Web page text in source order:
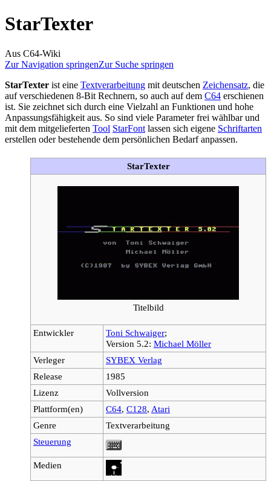
StarTexter
Aus C64-Wiki
Zur Navigation springenZur Suche springen
StarTexter ist eine Textverarbeitung mit deutschen Zeichensatz, die
auf verschiedenen 8-Bit Rechnern, so auch auf dem C64 erschienen
ist. Sie zeichnet sich durch eine Vielzahl an Funktionen und hohe
Anpassungsfähigkeit aus. So sind viele Parameter frei wählbar und
mit dem mitgelieferten Tool StarFont lassen sich eigene Schriftarten
erstellen oder bestehende dem persönlichen Bedarf anpassen.
StarTexter
Titelbild
Entwickler Toni Schwaiger;
Version 5.2: Michael Möller
Verleger
SYBEX Verlag
Release
1985
Lizenz
Vollversion
Plattform(en)
C64, C128, Atari
Genre
Textverarbeitung
Steuerung
Medien